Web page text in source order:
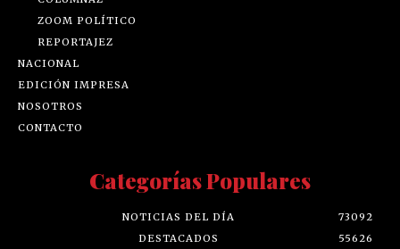
ZOOM POLÍTICO
REPORTAJEZ
NACIONAL
EDICIÓN IMPRESA
NOSOTROS
CONTACTO
Categorías Populares
NOTICIAS DEL DÍA
73092
DESTACADOS
55626